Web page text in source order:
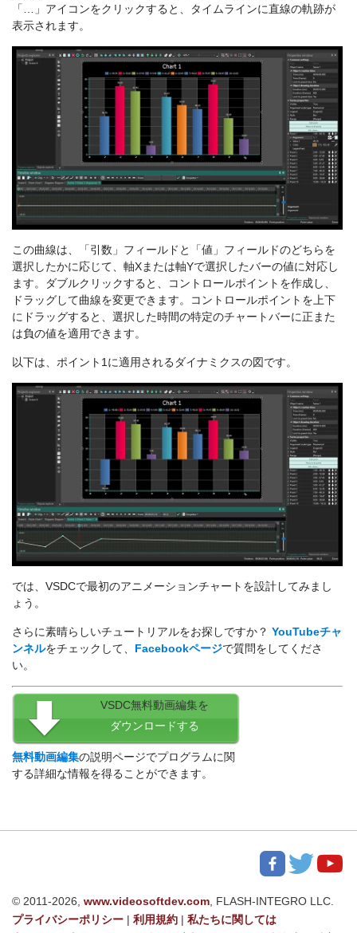
「…」アイコンをクリックすると、タイムラインに直線の軌跡が
表示されます。
この曲線は、「引数」フィールドと「値」フィールドのどちらを
選択したかに応じて、軸Xまたは軸Yで選択したバーの値に対応し
ます。ダブルクリックすると、コントロールポイントを作成し、
ドラッグして曲線を変更できます。コントロールポイントを上下
にドラッグすると、選択した時間の特定のチャートバーに正また
は負の値を適用できます。
以下は、ポイント1に適用されるダイナミクスの図です。
では、VSDCで最初のアニメーションチャートを設計してみまし
ょう。
さらに素晴らしいチュートリアルをお探しですか？ YouTubeチャ
ンネルをチェックして、 Facebookページで質問をしてくださ
い。
VSDC無料動画編集を
ダウンロードする
無料動画編集の説明ページでプログラムに関
する詳細な情報を得ることができます。
© 2011-2026, www.videosoftdev.com, FLASH-INTEGRO LLC.
プライバシーポリシー | 利用規約 | 私たちに関しては